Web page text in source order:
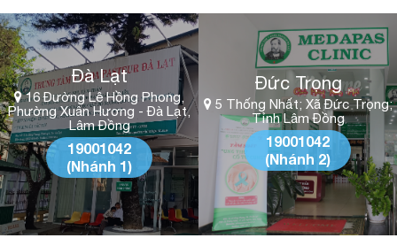
Đà Lạt
16 Đường Lê Hồng Phong,
Phường Xuân Hương - Đà Lạt,
Lâm Đồng
19001042
(Nhánh 1)
Đức Trọng
5 Thống Nhất; Xã Đức Trọng;
Tỉnh Lâm Đồng
19001042
(Nhánh 2)